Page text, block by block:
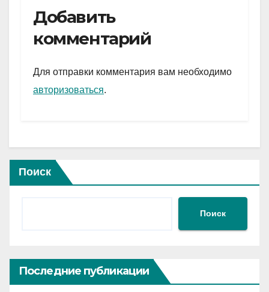
e
gr
a
m
er
s
A
p
и
Добавить
комментарий
Для отправки комментария вам необходимо
авторизоваться.
Поиск
Поиск
Последние публикации